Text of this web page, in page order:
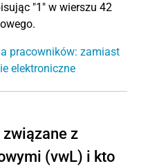
"1" w wierszu 42
pracowników: zamiast
elektroniczne
z
(vwL) i kto